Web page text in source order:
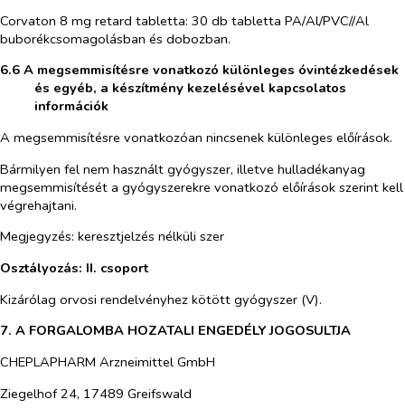
Corvaton 8 mg retard tabletta: 30 db tabletta PA/Al/PVC//Al
buborékcsomagolásban és dobozban.
6.6 A megsemmisítésre vonatkozó különleges óvintézkedések
és egyéb, a készítmény kezelésével kapcsolatos
információk
A megsemmisítésre vonatkozóan nincsenek különleges előírások.
Bármilyen fel nem használt gyógyszer, illetve hulladékanyag
megsemmisítését a gyógyszerekre vonatkozó előírások szerint kell
végrehajtani.
Megjegyzés: keresztjelzés nélküli szer
Osztályozás: II. csoport
Kizárólag orvosi rendelvényhez kötött gyógyszer (V).
7. A FORGALOMBA HOZATALI ENGEDÉLY JOGOSULTJA
CHEPLAPHARM Arzneimittel GmbH
Ziegelhof 24, 17489 Greifswald